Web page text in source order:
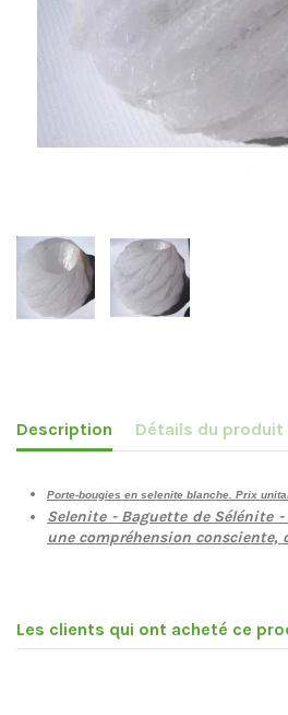
Description Détails du produit
Porte-bougies en selenite blanche. Prix
Selenite - Baguette de Sélénite-
une compréhension
Les clients qui ont acheté ce